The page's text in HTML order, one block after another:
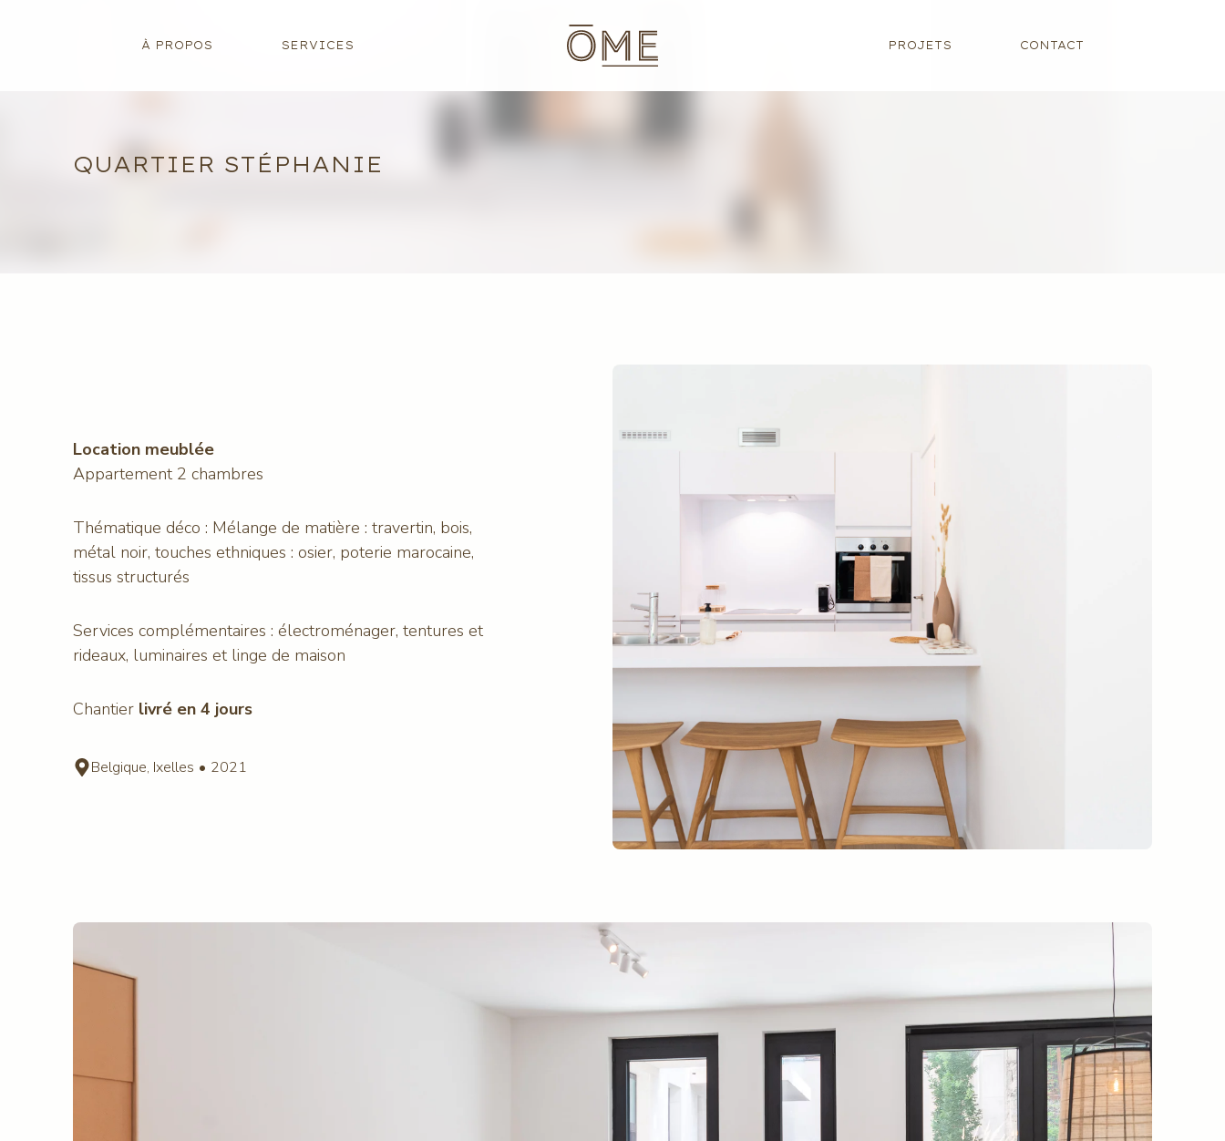
À PROPOS SERVICES PROJETS CONTACT
QUARTIER STÉPHANIE
Location meublée
Appartement 2 chambres
Thématique déco : Mélange de matière : travertin, bois,
métal noir, touches ethniques : osier, poterie marocaine,
tissus structurés
Services complémentaires : électroménager, tentures et
rideaux, luminaires et linge de maison
Chantier livré en 4 jours
Belgique, Ixelles • 2021